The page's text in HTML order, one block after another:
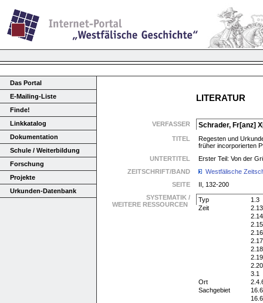
Das Portal
E-Mailing-Liste
Finde!
Linkkatalog
Dokumentation
Schule / Weiterbildung
Forschung
Projekte
Urkunden-Datenbank
LITERATUR
VERFASSER Schrader, Fr[anz]
TITEL
Regesten und
früher incorporierten
UNTERTITEL
Erster Teil: Von der
ZEITSCHRIFT/BAND
Westfälische
SEITE
II, 132-200
SYSTEMATIK /
WEITERE RESSOURCEN
Typ
1.3
Zeit
2.13
2.14
2.15
2.16
2.17
2.18
2.19
2.20
3.1
Ort
Sachgebiet